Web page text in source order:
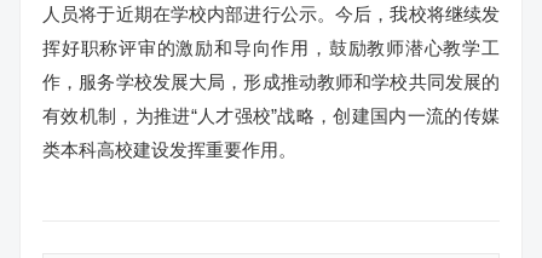
人员将于近期在学校内部进行公示。今后，我校将继续发
挥好职称评审的激励和导向作用，鼓励教师潜心教学工
作，服务学校发展大局，形成推动教师和学校共同发展的
有效机制，为推进“人才强校”战略，创建国内一流的传媒
类本科高校建设发挥重要作用。